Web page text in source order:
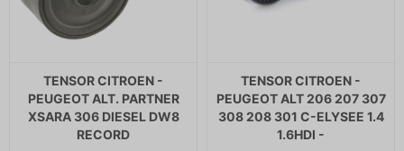
TENSOR CITROEN -
PEUGEOT ALT. PARTNER
XSARA 306 DIESEL DW8
RECORD
TENSOR CITROEN -
PEUGEOT ALT 206 207 307
308 208 301 C-ELYSEE 1.4
1.6HDI -